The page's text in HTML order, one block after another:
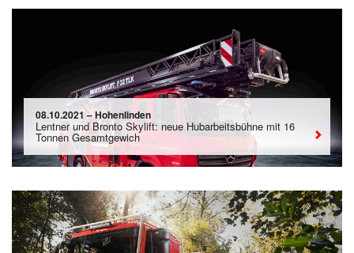
08.10.2021 – Hohenlinden
Lentner und Bronto Skylift: neue Hubarbeitsbühne mit 16
Tonnen Gesamtgewich